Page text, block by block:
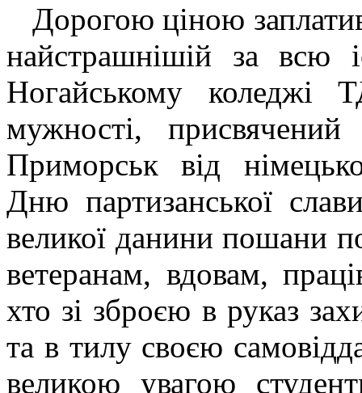
Дорогою ціною
найстрашнішій за всю
Ногайському коледжі
мужності,
Приморськ від
Дню партизанської
великої данини пошани
ветеранам, вдовам,
хто зі зброєю в руказ
та в тилу своєю
великою увагою